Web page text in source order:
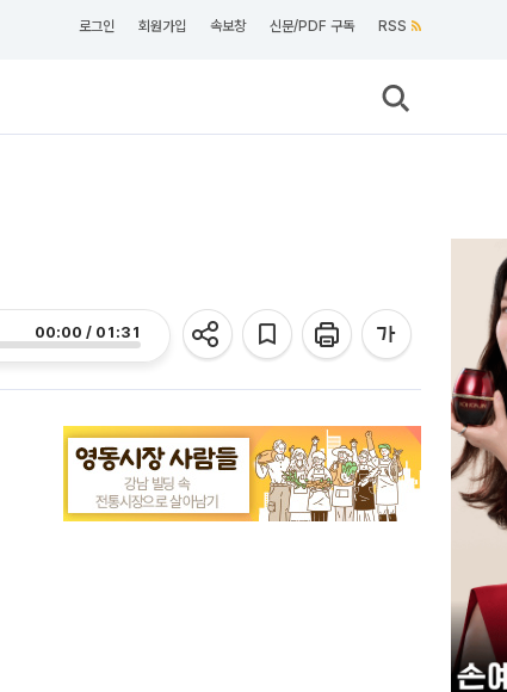
로그인 회원가입 속보창 신문/PDF 구독 RSS
00:00 / 01:31